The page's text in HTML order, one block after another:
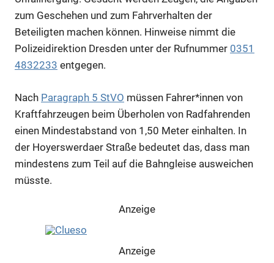
zum Geschehen und zum Fahrverhalten der
Beteiligten machen können. Hinweise nimmt die
Polizeidirektion Dresden unter der Rufnummer 0351
4832233 entgegen.
Nach Paragraph 5 StVO müssen Fahrer*innen von
Kraftfahrzeugen beim Überholen von Radfahrenden
einen Mindestabstand von 1,50 Meter einhalten. In
der Hoyerswerdaer Straße bedeutet das, dass man
mindestens zum Teil auf die Bahngleise ausweichen
müsste.
Anzeige
Anzeige